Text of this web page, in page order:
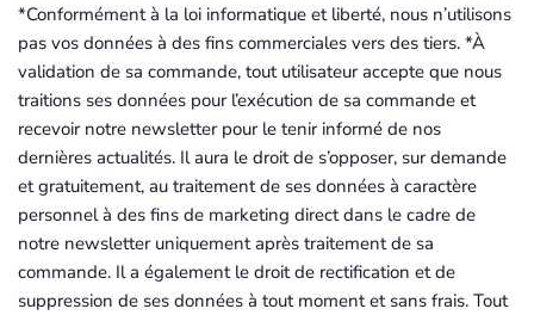
*Conformément à la loi informatique et liberté, nous n’utilisons
pas vos données à des fins commerciales vers des tiers. *À
validation de sa commande, tout utilisateur accepte que nous
traitions ses données pour l’exécution de sa commande et
recevoir notre newsletter pour le tenir informé de nos
dernières actualités. Il aura le droit de s’opposer, sur demande
et gratuitement, au traitement de ses données à caractère
personnel à des fins de marketing direct dans le cadre de
notre newsletter uniquement après traitement de sa
commande. Il a également le droit de rectification et de
suppression de ses données à tout moment et sans frais. Tout